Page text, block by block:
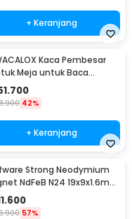
+ Keranjang
Kaca Pembesar
Meja untuk Baca
with 4 LED 3X - HL-A4
42%
+ Keranjang
Strong Neodymium
NdFeB N24 19x9x1.6mm
- MAG1
57%